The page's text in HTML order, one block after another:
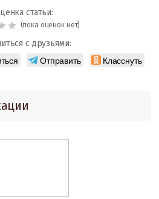
статьи:
(пока оценок нет)
с друзьями:
Отправить Класснуть